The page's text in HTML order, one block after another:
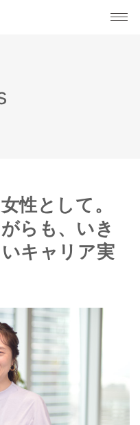
性として。
らも、いき
キャリア実